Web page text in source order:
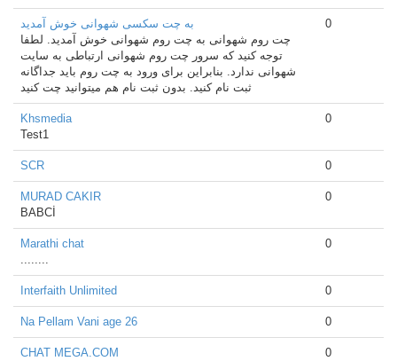
به چت سکسی شهوانی خوش آمدید
چت‌ روم شهوانی به چت روم شهوانی خوش آمدید. لطفا
توجه کنید که سرور چت روم شهوانی ارتباطی به سایت
شهوانی ندارد. بنابراین برای ورود به چت روم باید جداگانه
ثبت نام کنید. بدون ثبت نام هم میتوانید چت کنید
0
Khsmedia
Test1
0
SCR 0
MURAD CAKIR
BABCİ
0
Marathi chat
........
0
Interfaith Unlimited 0
Na Pellam Vani age 26 0
CHAT MEGA.COM
0